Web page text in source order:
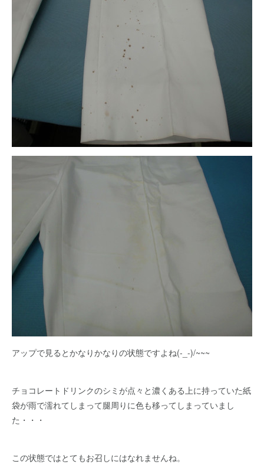
アップで見るとかなりかなりの状態ですよね(-_-)/~~~
チョコレートドリンクのシミが点々と濃くある上に持っていた紙
袋が雨で濡れてしまって腿周りに色も移ってしまっていまし
た・・・
この状態ではとてもお召しにはなれませんね。